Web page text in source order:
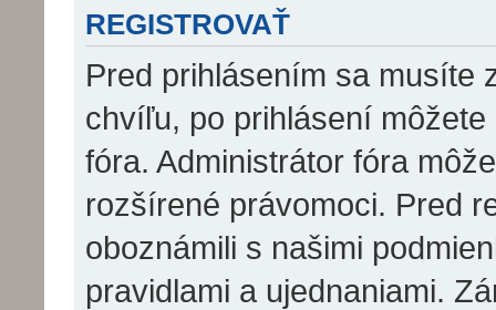
REGISTROVAŤ
Pred prihlásením sa musíte
chvíľu, po prihlásení
fóra. Administrátor fóra
rozšírené právomoci. Pred
oboznámili s našimi
pravidlami a ujednaniami.